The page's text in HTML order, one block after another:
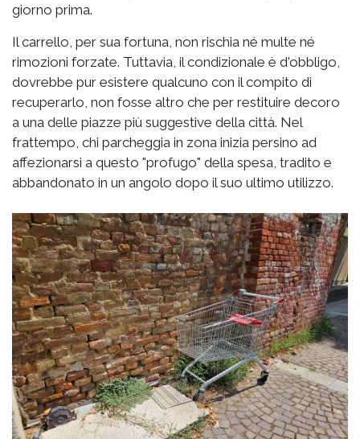
giorno prima.
Il carrello, per sua fortuna, non rischia né multe né
rimozioni forzate. Tuttavia, il condizionale è d'obbligo,
dovrebbe pur esistere qualcuno con il compito di
recuperarlo, non fosse altro che per restituire decoro
a una delle piazze più suggestive della città. Nel
frattempo, chi parcheggia in zona inizia persino ad
affezionarsi a questo "profugo" della spesa, tradito e
abbandonato in un angolo dopo il suo ultimo utilizzo.